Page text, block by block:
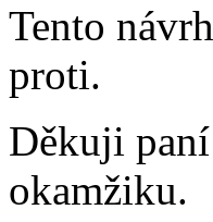
Tento
proti.
Děkuji
okamžiku.